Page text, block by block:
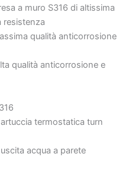
a muro S316 di altissima
resistenza
qualità anticorrosione
qualità anticorrosione e
termostatica turn
acqua a parete